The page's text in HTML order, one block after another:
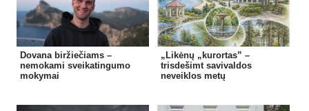
Dovana biržiečiams –
nemokami sveikatingumo
mokymai
„Likėnų „kurortas” –
trisdešimt savivaldos
neveiklos metų